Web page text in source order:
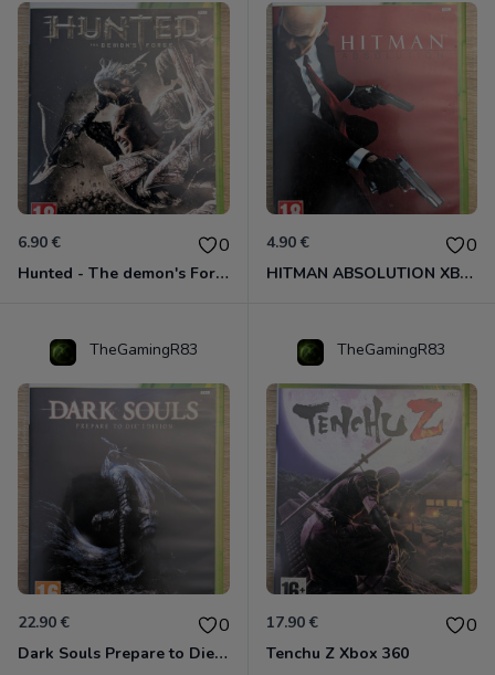
6.90 € 0
Hunted - The demon's Forge Xbox 360 (Complet CIB)
4.90 € 0
HITMAN ABSOLUTION XBOX 360
TheGamingR83
22.90 € 0
Dark Souls Prepare to Die Edition XBOX 360
TheGamingR83
17.90 € 0
Tenchu Z Xbox 360